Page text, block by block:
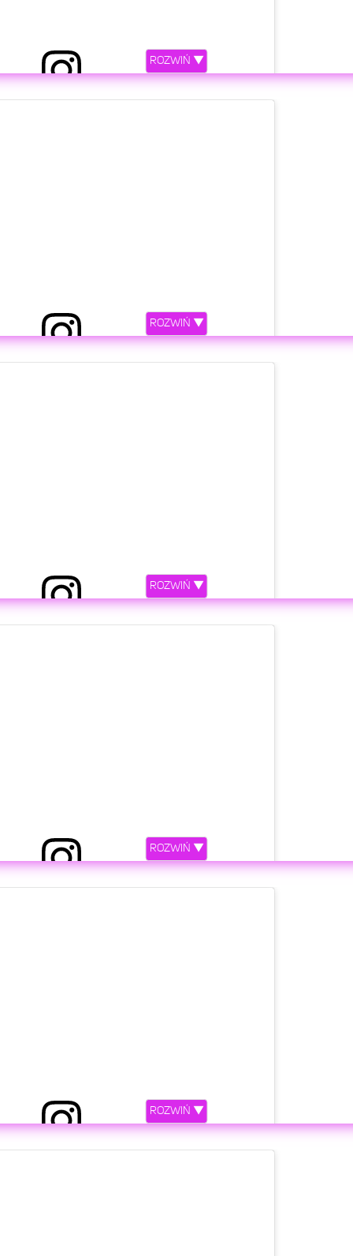
przez FAME MMA (@famemmatv)
ROZWIŃ ▼
przez FAME MMA (@famemmatv)
ROZWIŃ ▼
przez FAME MMA (@famemmatv)
ROZWIŃ ▼
przez FAME MMA (@famemmatv)
ROZWIŃ ▼
ROZWIŃ ▼